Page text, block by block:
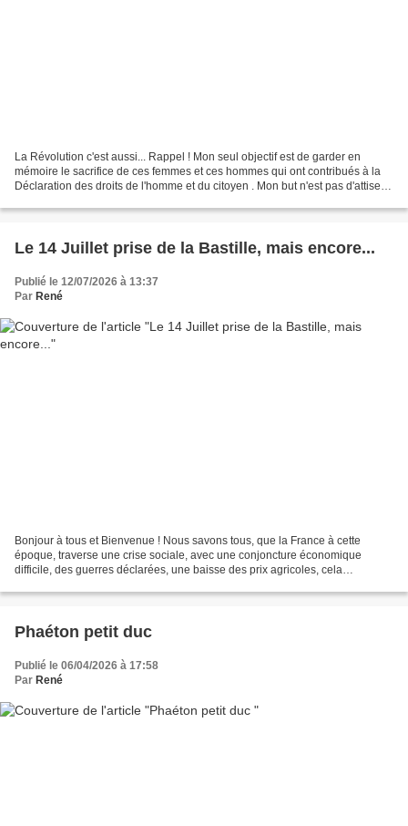
La Révolution c'est aussi... Rappel ! Mon seul objectif est de garder en
mémoire le sacrifice de ces femmes et ces hommes qui ont contribués à la
Déclaration des droits de l'homme et du citoyen . Mon but n'est pas d'attiser
Le 14 Juillet prise de la Bastille, mais encore...
Publié le 12/07/2026 à 13:37
Par René
Bonjour à tous et Bienvenue ! Nous savons tous, que la France à cette
époque, traverse une crise sociale, avec une conjoncture économique
difficile, des guerres déclarées, une baisse des prix agricoles, cela
Phaéton petit duc
Publié le 06/04/2026 à 17:58
Par René